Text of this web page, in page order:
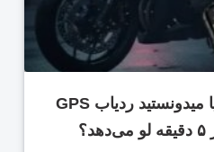
موتورسواران عزیز آیا میدونستید ردیاب GPS